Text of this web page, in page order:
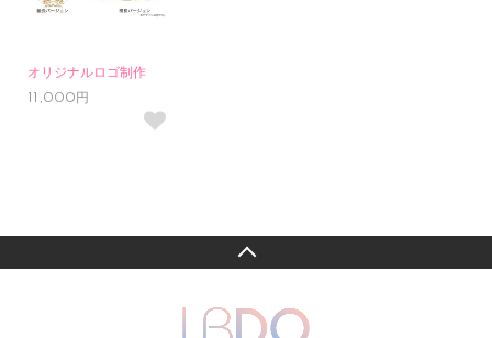
オリジナルロゴ制作
11,000円